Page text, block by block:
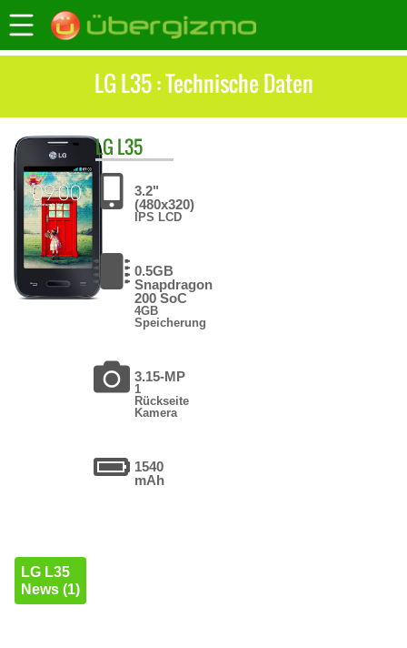
LG L35 : Technische Daten
LG L35
3.2"
(480x320)
IPS LCD
0.5GB
Snapdragon
200 SoC
4GB
Speicherung
3.15-MP
1
Rückseite
Kamera
1540
mAh
LG L35
News (1)